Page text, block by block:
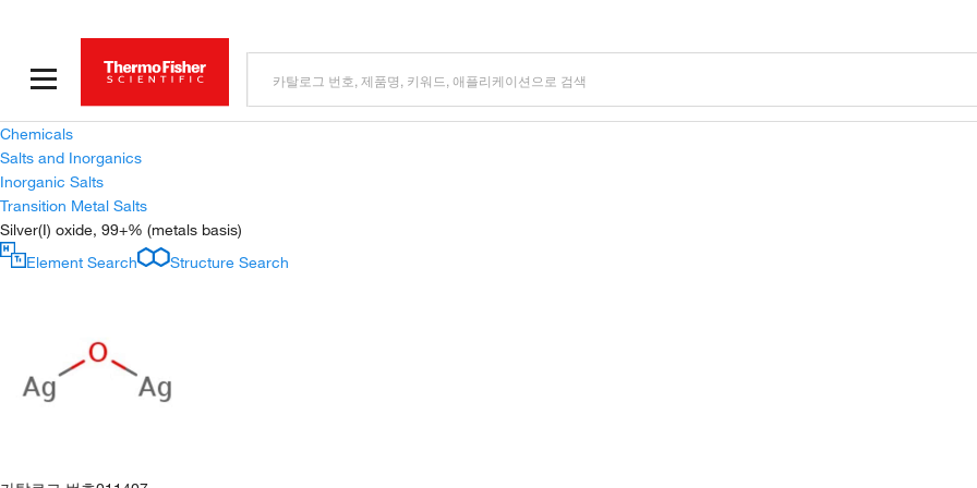
Chemicals
Salts and Inorganics
Inorganic Salts
Transition Metal Salts
Silver(I) oxide, 99+% (metals basis)
Element Search
Structure Search